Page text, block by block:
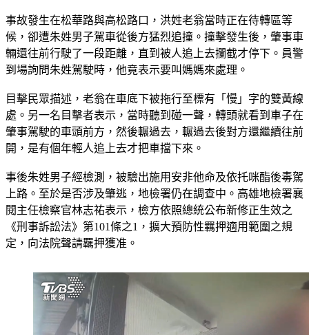
事故發生在松華路與高松路口，洪姓老翁當時正在待轉區等
候，卻遭朱姓男子駕車從後方猛烈追撞。撞擊發生後，肇事車
輛還往前行駛了一段距離，直到被人追上去攔截才停下。員警
到場詢問朱姓駕駛時，他竟表示要叫媽媽來處理。
目擊民眾描述，老翁在車底下被拖行至標有「慢」字的雙黃線
處。另一名目擊者表示，當時聽到碰一聲，轉頭就看到車子在
肇事駕駛的車頭前方，然後輾過去，輾過去後對方還繼續往前
開，是有個年輕人追上去才把車擋下來。
事後朱姓男子經檢測，被驗出施用安非他命及依托咪酯後毒駕
上路。至於是否涉及肇逃，地檢署仍在調查中。高雄地檢署襄
閱主任檢察官林志祐表示，檢方依照總統公布新修正生效之
《刑事訴訟法》第101條之1，擴大預防性羈押適用範圍之規
定，向法院聲請羈押獲准。